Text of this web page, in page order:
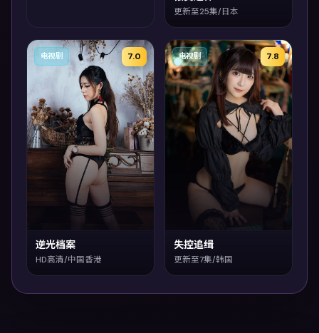
更新至25集/日本
7.0
电视剧
逆光档案
HD高清/中国香港
7.8
电视剧
失控追缉
更新至7集/韩国